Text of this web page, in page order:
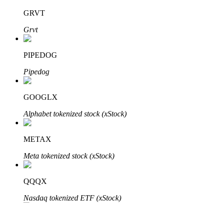
Investasi Otomatis
Pelajari Staking
Pelajari tentang mendapatkan penghasilan pasif
Bitrue
AI
GRVT
Grvt
PIPEDOG
Pipedog
GOOGLX
Alphabet tokenized stock (xStock)
METAX
Meta tokenized stock (xStock)
QQQX
Nasdaq tokenized ETF (xStock)